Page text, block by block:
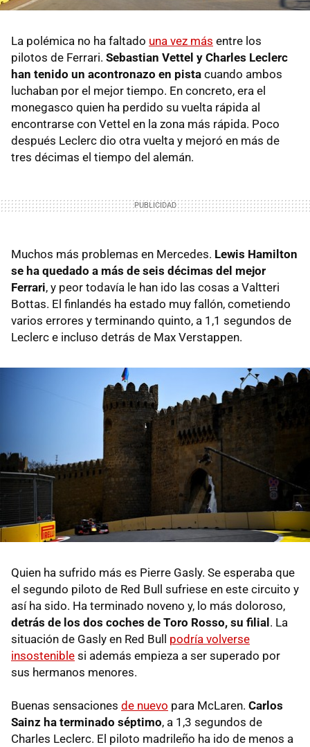
La polémica no ha faltado una vez más entre los
pilotos de Ferrari. Sebastian Vettel y Charles Leclerc
han tenido un acontronazo en pista cuando ambos
luchaban por el mejor tiempo. En concreto, era el
monegasco quien ha perdido su vuelta rápida al
encontrarse con Vettel en la zona más rápida. Poco
después Leclerc dio otra vuelta y mejoró en más de
tres décimas el tiempo del alemán.
Muchos más problemas en Mercedes. Lewis Hamilton
se ha quedado a más de seis décimas del mejor
Ferrari, y peor todavía le han ido las cosas a Valtteri
Bottas. El finlandés ha estado muy fallón, cometiendo
varios errores y terminando quinto, a 1,1 segundos de
Leclerc e incluso detrás de Max Verstappen.
Quien ha sufrido más es Pierre Gasly. Se esperaba que
el segundo piloto de Red Bull sufriese en este circuito y
así ha sido. Ha terminado noveno y, lo más doloroso,
detrás de los dos coches de Toro Rosso, su filial . La
situación de Gasly en Red Bull podría volverse
insostenible si además empieza a ser superado por
sus hermanos menores.
Buenas sensaciones de nuevo para McLaren. Carlos
Sainz ha terminado séptimo, a 1,3 segundos de
Charles Leclerc. El piloto madrileño ha ido de menos a